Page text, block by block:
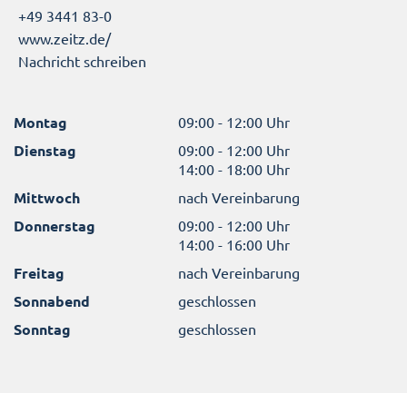
+49 3441 83-0
www.zeitz.de/
Nachricht schreiben
Montag 09:00 - 12:00 Uhr
Dienstag
09:00 - 12:00 Uhr
14:00 - 18:00 Uhr
Mittwoch nach Vereinbarung
Donnerstag
09:00 - 12:00 Uhr
14:00 - 16:00 Uhr
Freitag nach Vereinbarung
Sonnabend geschlossen
Sonntag geschlossen